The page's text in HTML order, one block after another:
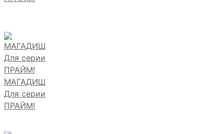
МАГАДИШ
Для серии
ПРАЙМ!